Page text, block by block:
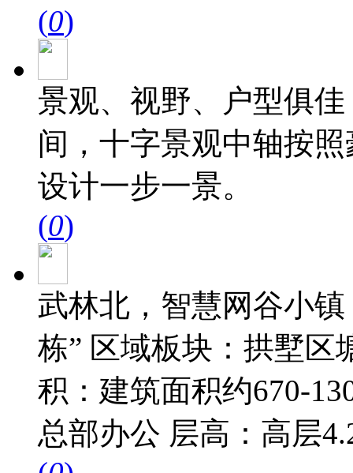
(0)
景观、视野、户型俱
间，十字景观中轴按
设计一步一景。
(0)
武林北，智慧网谷小镇
栋” 区域板块：拱墅区
积：建筑面积约670-
总部办公 层高：高层